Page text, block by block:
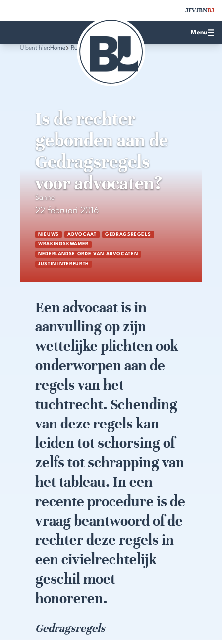
JFVJBNBJ
Menu
U bent hier:Home Rubrieken
Is de rechter
gebonden aan de
Gedragsregels
voor advocaten?
Sanne
22 februari 2016
NIEUWS ADVOCAAT GEDRAGSREGELS
WRAKINGSKWAMER
NEDERLANDSE ORDE VAN ADVOCATEN
JUSTIN INTERFURTH
Een advocaat is in
aanvulling op zijn
wettelijke plichten ook
onderworpen aan de
regels van het
tuchtrecht. Schending
van deze regels kan
leiden tot schorsing of
zelfs tot schrapping van
het tableau. In een
recente procedure is de
vraag beantwoord of de
rechter deze regels in
een civielrechtelijk
geschil moet
honoreren.
Gedragsregels